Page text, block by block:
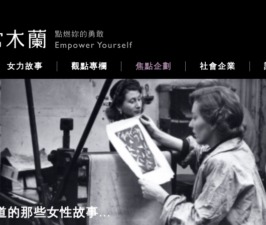
女力故事 觀點專欄 焦點企劃 社會企業